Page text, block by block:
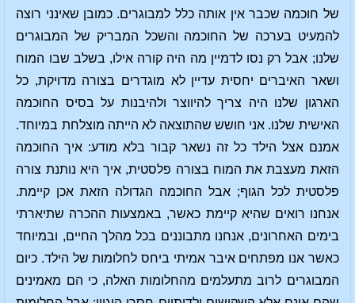
של חוכמה שכבר אין אותה כלל למבוגרים. כמובן שאינני רוצה
להמעיט בערכה של החוכמה והשכל המבריק של המבוגרים
שלנו; אבל רק נסו לדמיין מה היה קורה אילו, בשלב שבו המוח
ושאר האיברים יחסית עדיין לא מוגדרים בצורה מדויקת, כל
הארגון שלנו היה צריך להיווצר ולהיבנות על בסיס החוכמה
האישית שלנו. אני חושש שהתוצאה לא הייתה מוצלחת במיוחד.
אמנם אצל הילד כל זה נשאר קבור בלא מודע: איך החוכמה
הזאת מעצבת את המוח בצורה פלסטית, איך היא נותנת צורה
פלסטית לכל הגוף; אבל החוכמה הגדולה הזאת אכן קיימת.
אנחנו רואים שהיא קיימת כאשר, באמצעות ההכרה שתיארתי
בימים האחרונים, אנחנו מתבוננים בכל מהלך החיים, ובמיוחד
כאשר אנו מפתחים איבר אמיתי ביחס לחלומות של הילד. כיום
המבוגרים לרוב מתעלמים מהחלומות האלה, כי הם מאמינים